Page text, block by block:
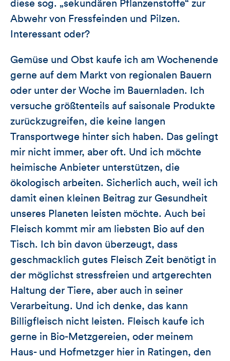
diese sog. „sekundären Pflanzenstoffe“ zur
Abwehr von Fressfeinden und Pilzen.
Interessant oder?
Gemüse und Obst kaufe ich am Wochenende
gerne auf dem Markt von regionalen Bauern
oder unter der Woche im Bauernladen. Ich
versuche größtenteils auf saisonale Produkte
zurückzugreifen, die keine langen
Transportwege hinter sich haben. Das gelingt
mir nicht immer, aber oft. Und ich möchte
heimische Anbieter unterstützen, die
ökologisch arbeiten. Sicherlich auch, weil ich
damit einen kleinen Beitrag zur Gesundheit
unseres Planeten leisten möchte. Auch bei
Fleisch kommt mir am liebsten Bio auf den
Tisch. Ich bin davon überzeugt, dass
geschmacklich gutes Fleisch Zeit benötigt in
der möglichst stressfreien und artgerechten
Haltung der Tiere, aber auch in seiner
Verarbeitung. Und ich denke, das kann
Billigfleisch nicht leisten. Fleisch kaufe ich
gerne in Bio-Metzgereien, oder meinem
Haus- und Hofmetzger hier in Ratingen, den